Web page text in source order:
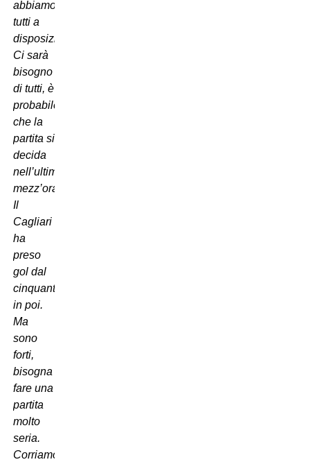
abbiamo
tutti a
disposizione.
Ci sarà
bisogno
di tutti, è
probabile
che la
partita si
decida
nell’ultima
mezz’ora.
Il
Cagliari
ha
preso
gol dal
cinquantesimo
in poi.
Ma
sono
forti,
bisogna
fare una
partita
molto
seria.
Corriamo